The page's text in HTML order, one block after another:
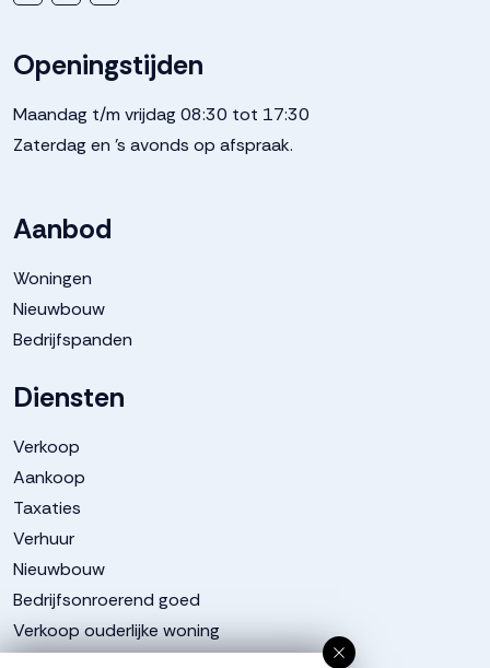
Openingstijden
Maandag t/m vrijdag 08:30 tot 17:30
Zaterdag en 's avonds op afspraak.
Aanbod
Woningen
Nieuwbouw
Bedrijfspanden
Diensten
Verkoop
Aankoop
Taxaties
Verhuur
Nieuwbouw
Bedrijfsonroerend goed
Verkoop ouderlijke woning